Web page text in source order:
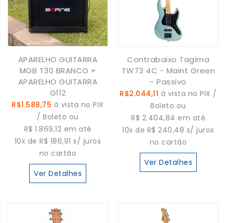
APARELHO GUITARRA
MOB T30 BRANCO +
APARELHO GUITARRA
G112
R$1.588,75 à vista no PIX
/ Boleto ou
R$ 1.869,12 em até
10x de R$ 186,91 s/ juros
no cartão
Ver Detalhes
Contrabaixo Tagima
TW73 4C - Maint Green
- Passivo
R$2.044,11 à vista no PIX /
Boleto ou
R$ 2.404,84 em até
10x de R$ 240,48 s/ juros
no cartão
Ver Detalhes